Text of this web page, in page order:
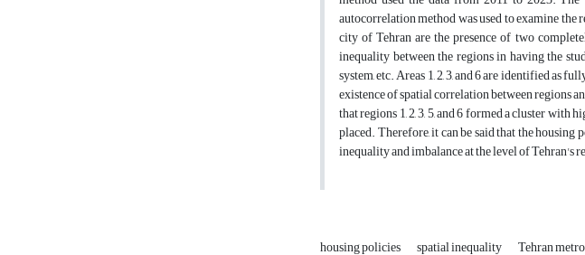
autocorrelation method was used to examine
city of Tehran are the presence of two
inequality between the regions in having the
system, etc. Areas 1, 2, 3, and 6 are identified as
existence of spatial correlation between regions
that regions 1, 2, 3, 5, and 6 formed a cluster
placed. Therefore, it can be said that the
inequality and imbalance at the level of Tehran's
housing policies spatial inequality Tehran